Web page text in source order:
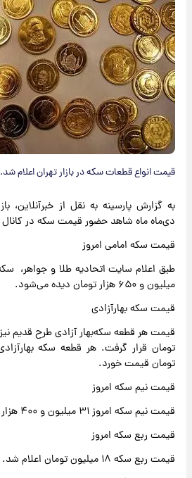
قیمت انواع قطعات سکه در بازار تهران اعلام شد.
دی‌ماه ماه شاهد حضور قیمت سکه در کانال ۵۶ میلیون تومان بود.
قیمت سکه امامی امروز
میلیون و ۶۵۰ هزار تومان دیده می‌شود.
قیمت سکه بهارآزادی
تومان قیمت خورد.
قیمت نیم سکه امروز
قیمت نیم سکه امروز ۳۱ میلیون و ۴۰۰ هزار تومان قیمت داشت.
قیمت ربع سکه امروز
قیمت ربع سکه ۱۸ میلیون تومان اعلام شد.